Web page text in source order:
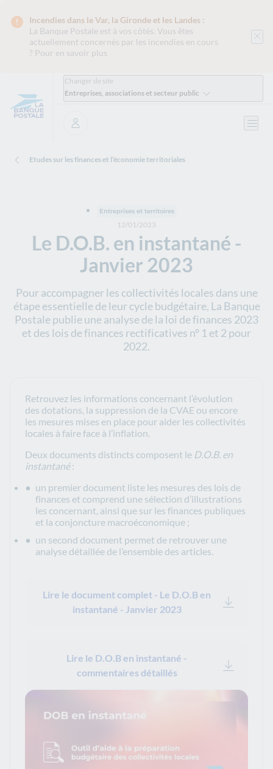
Incendies dans le Var, la Gironde et les Landes :
La Banque Postale est à vos côtés. Vous êtes
actuellement concernés par les incendies en cours
? Pour en savoir plus
Changer de site
Entreprises, associations et secteur public
Se connecter
Etudes sur les finances et l’économie territoriales
Le D.O.B. en instantané -
Janvier 2023
12/01/2023
Entreprises et territoires
Pour accompagner les collectivités locales dans une
étape essentielle de leur cycle budgétaire, La Banque
Postale publie une analyse de la loi de finances 2023
et des lois de finances rectificatives n° 1 et 2 pour
2022.
Retrouvez les informations concernant l’évolution
des dotations, la suppression de la CVAE ou encore
les mesures mises en place pour aider les collectivités
locales à faire face à l’inflation.
Deux documents distincts composent le D.O.B. en
instantané:
un premier document liste les mesures des lois de
finances et comprend une sélection d’illustrations
les concernant, ainsi que sur les finances publiques
et la conjoncture macroéconomique ;
un second document permet de retrouver une
analyse détaillée de l’ensemble des articles.
Lire le document complet - Le D.O.B en
instantané - Janvier 2023
Lire le D.O.B en instantané -
commentaires détaillés